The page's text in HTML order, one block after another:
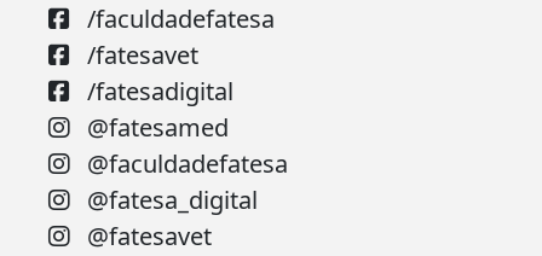
/faculdadefatesa
/fatesavet
/fatesadigital
@fatesamed
@faculdadefatesa
@fatesa_digital
@fatesavet